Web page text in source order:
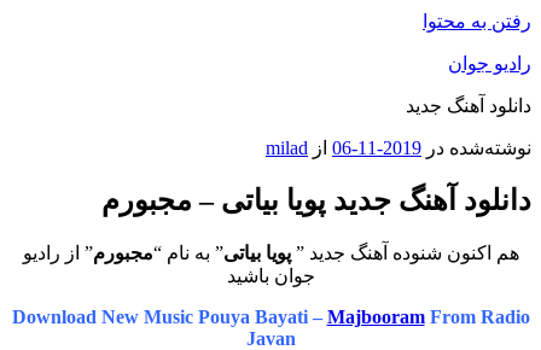
رفتن به محتوا
رادیو جوان
دانلود آهنگ جدید
نوشته‌شده در 2019-11-06 از milad
دانلود آهنگ جدید پویا بیاتی – مجبورم
هم اکنون شنوده آهنگ جدید ”پویا بیاتی” به نام “مجبورم” از رادیو
جوان باشید
Download New Music Pouya Bayati – MajbooramFrom Radio
Javan